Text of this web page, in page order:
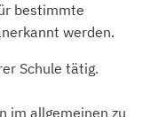
bestimmte
werden.
Schule tätig.
im allgemeinen zu